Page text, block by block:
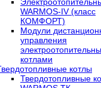
WARMOS-IV (класс
КОМФОРТ)
Модули
управления
котлами
котлы
Твердотопливные